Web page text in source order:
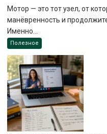
Мотор — это тот узел, от
манёвренность и
Именно...
Полезное